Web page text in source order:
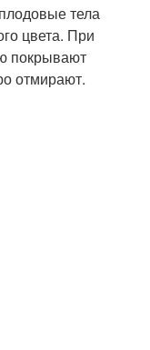
тела
цвета. При
покрывают
отмирают.